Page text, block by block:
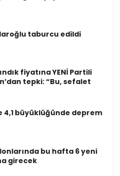
taburcu edildi
fiyatına YENİ Partili
tepki: “Bu, sefalet
4,1 büyüklüğünde deprem
bu hafta 6 yeni
girecek